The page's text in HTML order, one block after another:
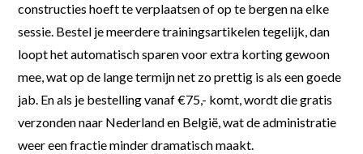
constructies hoeft te verplaatsen of op te bergen na elke
sessie. Bestel je meerdere trainingsartikelen tegelijk, dan
loopt het automatisch sparen voor extra korting gewoon
mee, wat op de lange termijn net zo prettig is als een goede
jab. En als je bestelling vanaf €75,- komt, wordt die gratis
verzonden naar Nederland en België, wat de administratie
weer een fractie minder dramatisch maakt.